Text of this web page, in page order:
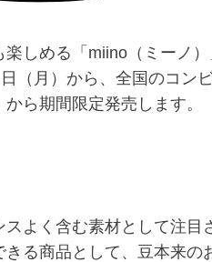
しめる「miino（ミーノ
（月）から、全国のコン
ら期間限定発売します。
よく含む素材として注目
る商品として、豆本来の